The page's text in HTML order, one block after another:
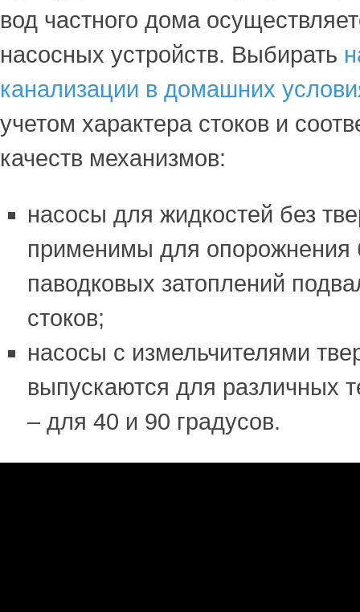
вод частного дома
насосных устройств. Выбирать
канализации в домашних
учетом характера стоков и
качеств механизмов:
насосы для жидкостей без
применимы для опорожнения
паводковых затоплений
стоков;
насосы с измельчителями
выпускаются для различных
– для 40 и 90 градусов.